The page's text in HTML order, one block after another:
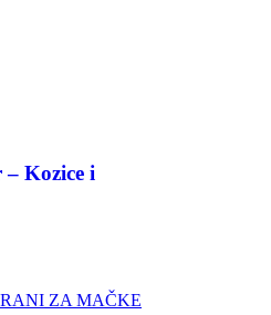
– Kozice i
ZA MAČKE